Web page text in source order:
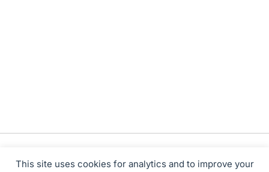
This site uses cookies for analytics and to improve your